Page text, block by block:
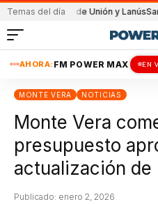
Temas del día
partido de Unión y LanúsSanta Fe
AHORA: FM POWER MAX EN
MONTE VERA NOTICIAS
Monte Vera
presupuesto
actualización de
Publicado: enero 2, 2026